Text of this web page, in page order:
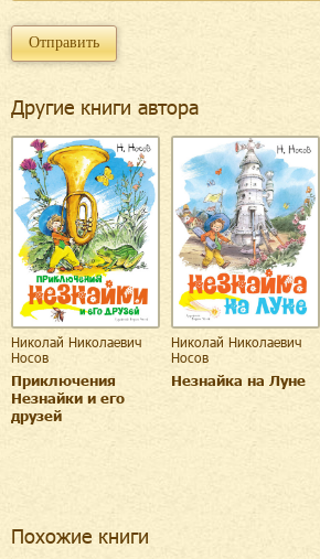
Другие книги автора
Николай Николаевич
Носов
Приключения
Незнайки и его
друзей
Николай Николаевич
Носов
Незнайка на Луне
Похожие книги